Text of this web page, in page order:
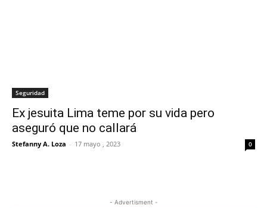
Seguridad
Ex jesuita Lima teme por su vida pero
aseguró que no callará
Stefanny A. Loza - 17 mayo , 2023 0
- Advertisment -